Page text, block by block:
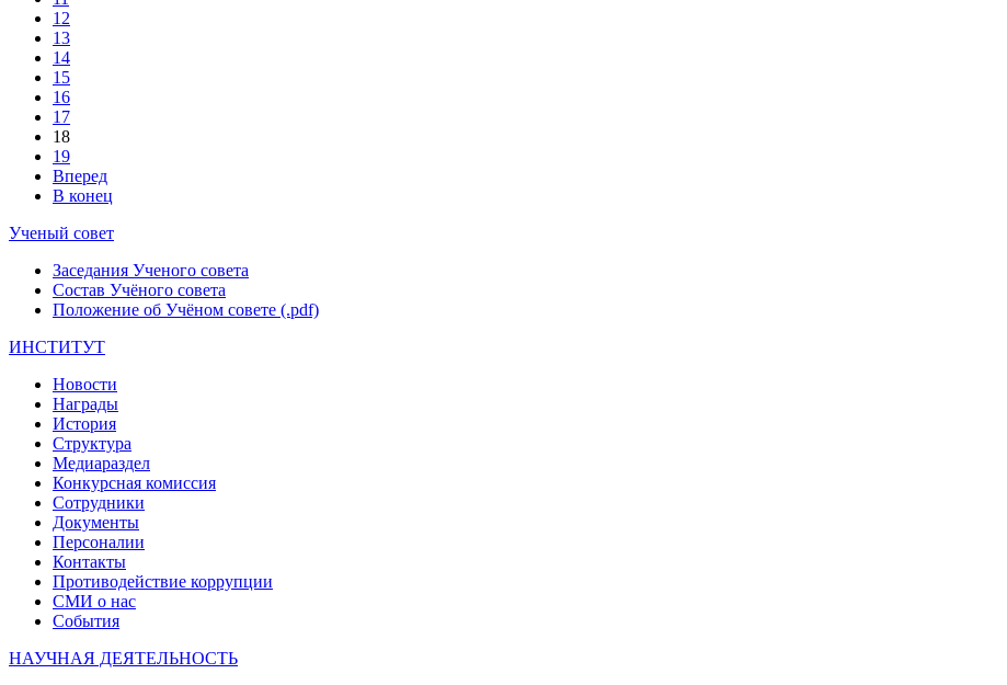
12
13
14
15
16
17
18
19
Вперед
В конец
Ученый совет
Заседания Ученого совета
Состав Учёного совета
Положение об Учёном совете (.pdf)
ИНСТИТУТ
Новости
Награды
История
Структура
Медиараздел
Конкурсная комиссия
Сотрудники
Документы
Персоналии
Контакты
Противодействие коррупции
СМИ о нас
События
НАУЧНАЯ ДЕЯТЕЛЬНОСТЬ